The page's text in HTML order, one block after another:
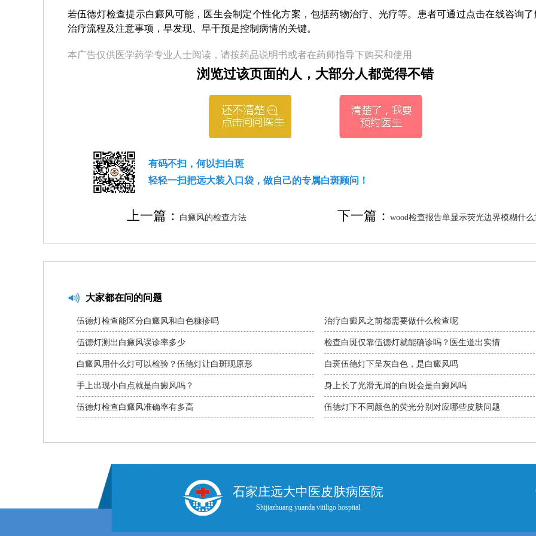
若伍德灯检查提示白癜风可能，医生会制定个性化方案，包括药物治疗、光疗等。患者可通过点击在线咨询了
治疗流程及注意事项，早发现、早干预是控制病情的关键。
本广告仅供医学药学专业人士阅读，请按药品说明书或者在药师指导下购买和使用
浏览过该页面的人，大部分人都觉得不错
有码不扫，何以扫白斑
轻轻一扫把远大装入口袋，做自己的专属白斑顾问！
上一篇： 白癜风的检查方法 下一篇： wood检查报告单显示荧光边界模糊什么
大家都在问的问题
伍德灯检查能区分白癜风和白色糠疹吗
伍德灯测出白癜风误诊率多少
白癜风用什么灯可以检验？伍德灯让白斑现原形
手上出现小白点就是白癜风吗？
伍德灯检查白癜风准确率有多高
治疗白癜风之前都需要做什么检查呢
检查白斑仅靠伍德灯就能确诊吗？医生道出实情
白斑伍德灯下呈灰白色，是白癜风吗
身上长了光滑无屑的白斑会是白癜风吗
伍德灯下不同颜色的荧光分别对应哪些皮肤问题
石家庄远大中医皮肤病医院
Shijiazhuang yuanda vitiligo hospital